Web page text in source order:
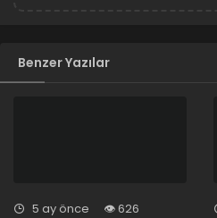
Benzer Yazılar
5 ay önce 626